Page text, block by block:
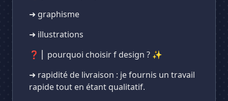
➜ graphisme
➜ illustrations
❓⎪ pourquoi choisir f design ? ✨
➜ rapidité de livraison : je fournis un travail
rapide tout en étant qualitatif.